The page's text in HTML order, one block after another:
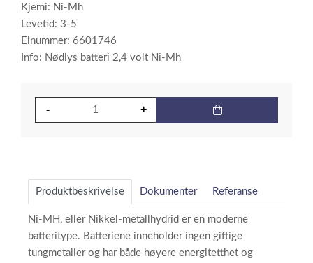
Kjemi: Ni-Mh
Levetid: 3-5
Elnummer: 6601746
Info: Nødlys batteri 2,4 volt Ni-Mh
Produktbeskrivelse Dokumenter Referanse
Ni-MH, eller Nikkel-metallhydrid er en moderne
batteritype. Batteriene inneholder ingen giftige
tungmetaller og har både høyere energitetthet og